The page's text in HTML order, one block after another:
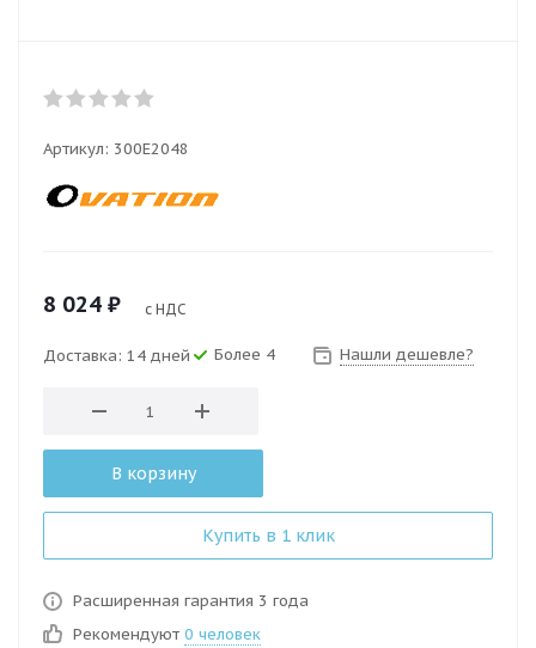
Артикул: 300E2048
8 024 ₽ с НДС
Доставка: 14 дней Более 4 Нашли дешевле?
В корзину
Купить в 1 клик
Расширенная гарантия 3 года
Рекомендуют 0 человек